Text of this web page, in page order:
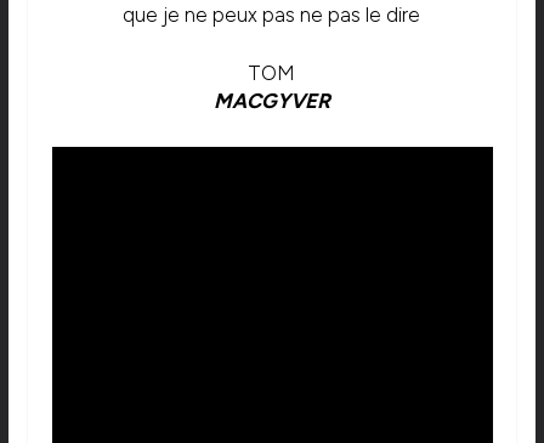
que je ne peux pas ne pas le dire
TOM
MACGYVER